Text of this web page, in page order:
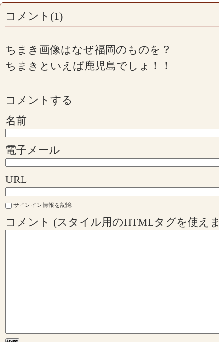
コメント(1)
ちまき画像はなぜ福岡のものを？
ちまきといえば鹿児島でしょ！！
コメントする
名前
電子メール
URL
サインイン情報を記憶
コメント (スタイル用のHTMLタグを使え